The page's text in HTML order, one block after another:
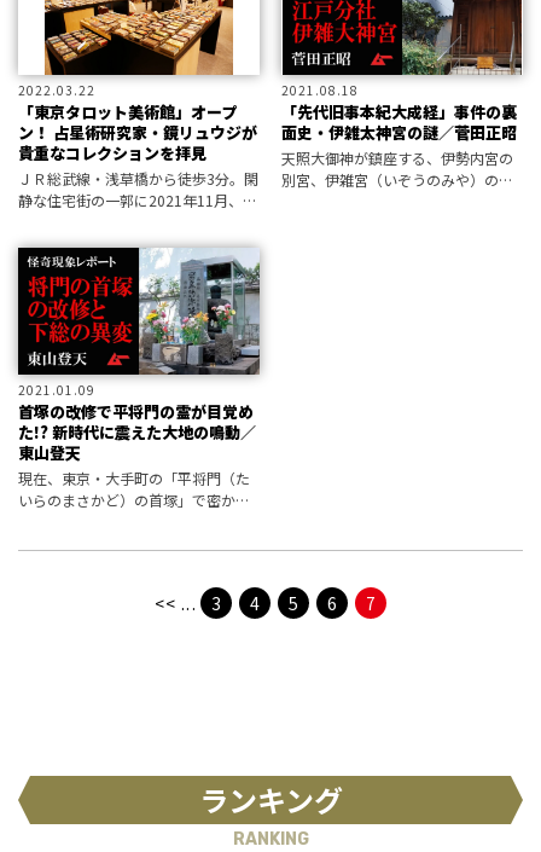
2022.03.22
「東京タロット美術館」オープ
ン！ 占星術研究家・鏡リュウジが
貴重なコレクションを拝見
ＪＲ総武線・浅草橋から徒歩3分。閑
静な住宅街の一郭に2021年11月、
した。タロットカードをアートとし
て展示する美術館は、もちろん日本
初。鏡リュウジ氏にガイドをお願い
し
2021.08.18
「先代旧事本紀大成経」事件の裏
面史・伊雑太神宮の謎／菅田正昭
天照大御神が鎮座する、伊勢内宮の
別宮、伊雑宮（いぞうのみや）の分
2021.01.09
首塚の改修で平将門の霊が目覚め
た!? 新時代に震えた大地の鳴動／
東山登天
現在、東京・大手町の「平将門（た
いらのまさかど）の首塚」で密かに
<< ... 3 4 5 6 7
ランキング
RANKING